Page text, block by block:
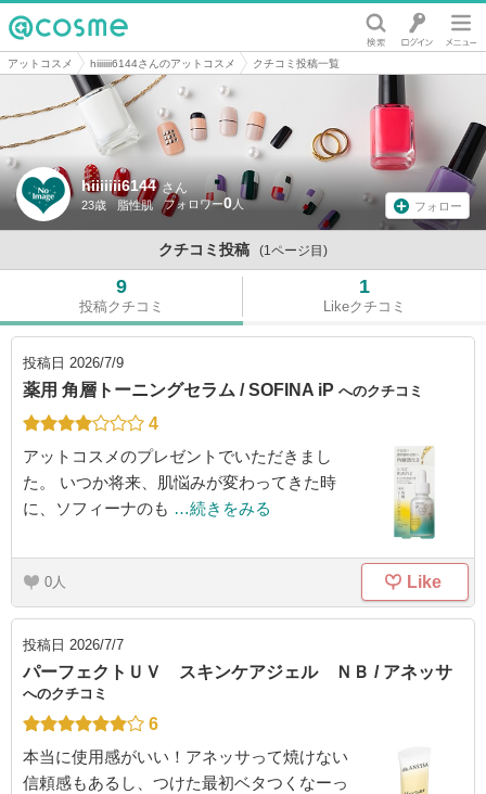
@cosme
アットコスメ hiiiiiii6144さんのアットコスメ クチコミ投稿一覧
hiiiiiii6144 さん
23歳 脂性肌 0 フォロー
クチコミ投稿 (1ページ目)
9
投稿クチコミ
1
Likeクチコミ
投稿日 2026/7/9
薬用 角層トーニングセラム / SOFINA iP へのクチコミ
4
アットコスメのプレゼントでいただきまし
た。 いつか将来、肌悩みが変わってきた時
に、ソフィーナのも …続きをみる
0 Like
投稿日 2026/7/7
パーフェクトＵＶ スキンケアジェル ＮＢ / アネッサ
へのクチコミ
6
本当に使用感がいい！アネッサって焼けない
信頼感もあるし、つけた最初ベタつくなーっ